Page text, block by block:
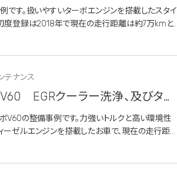
す。扱いやすいターボエンジンを搭載したスタイ
初度登録は2018年で現在の走行距離は約7万kmと
テナンス
V60 EGRクーラー洗浄、及びタイ
V60の整備事例です。力強いトルクと高い環境性
ゼルエンジンを搭載したお車で、現在の走行距離